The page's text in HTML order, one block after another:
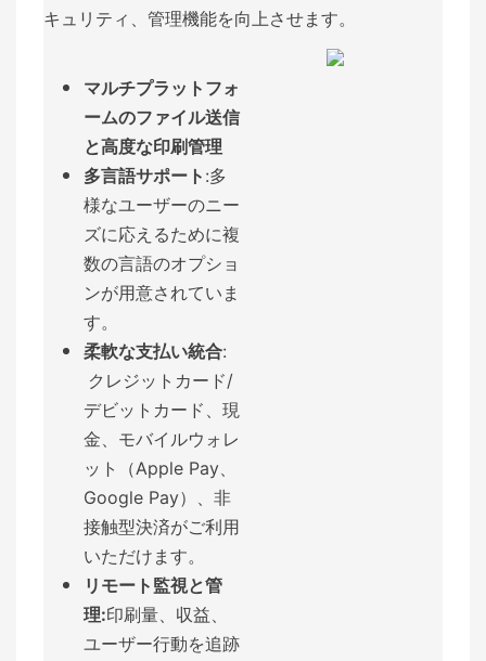
キュリティ、管理機能を向上させます。
マルチプラットフォ
ームのファイル送信
と高度な印刷管理
多言語サポート :多
様なユーザーのニー
ズに応えるために複
数の言語のオプショ
ンが用意されていま
す。
柔軟な支払い統合:
クレジットカード/
デビットカード、現
金、モバイルウォレ
ット（Apple Pay、
Google Pay）、非
接触型決済がご利用
いただけます。
リモート監視と管
理:印刷量、収益、
ユーザー行動を追跡